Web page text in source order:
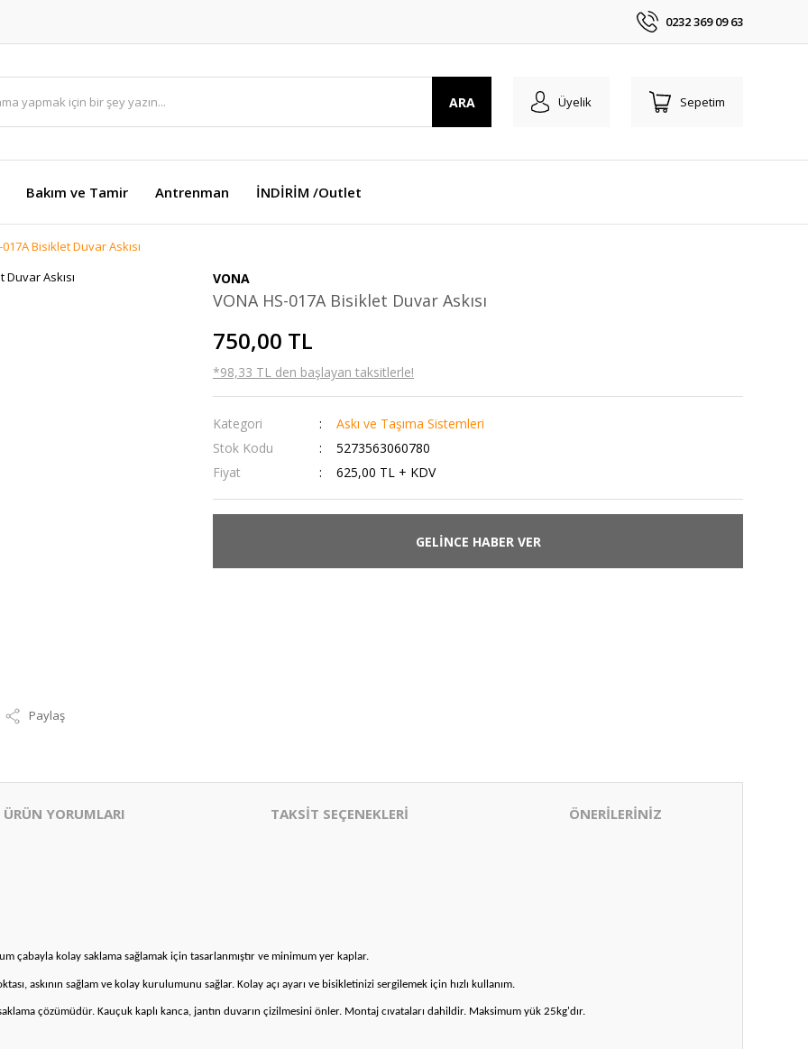
0232 369 09 63
ARA Üyelik Sepetim
Bakım ve Tamir Antrenman İNDİRİM /Outlet
Bisiklet Duvar Askısı
Paylaş
VONA
VONA HS-017A Bisiklet Duvar Askısı
750,00 TL
*98,33 TL den başlayan taksitlerle!
Kategori
Askı ve Taşıma Sistemleri
Stok Kodu
5273563060780
Fiyat
625,00 TL + KDV
GELİNCE HABER VER
ÜRÜN YORUMLARI TAKSİT SEÇENEKLERİ ÖNERİLERİNİZ
çabayla kolay saklama sağlamak için tasarlanmıştır ve minimum yer kaplar.
askının sağlam ve kolay kurulumunu sağlar. Kolay açı ayarı ve bisikletinizi sergilemek için hızlı kullanım.
çözümüdür. Kauçuk kaplı kanca, jantın duvarın çizilmesini önler. Montaj cıvataları dahildir. Maksimum yük 25kg'dır.